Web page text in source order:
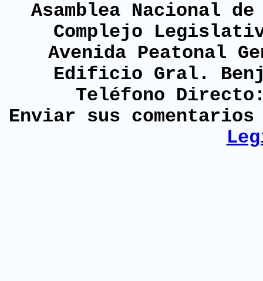
Asamblea Nacional
Complejo
Avenida Peatonal
Edificio Gral.
Teléfono
Enviar sus